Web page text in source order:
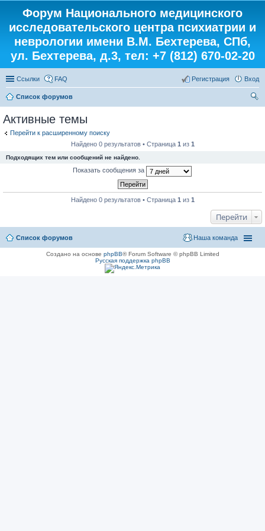
Форум Национального медицинского
исследовательского центра психиатрии и
неврологии имени В.М. Бехтерева, СПб,
ул. Бехтерева, д.3, тел: +7 (812) 670-02-20
Ссылки FAQ Вход
Регистрация
Список форумов
Активные темы
Перейти к расширенному поиску
Найдено 0 результатов • Страница 1 из 1
Подходящих тем или сообщений не найдено.
Показать сообщения за
Найдено 0 результатов • Страница 1 из 1
Перейти
Список форумов Наша команда
Создано на основе phpBB® Forum Software © phpBB Limited
Русская поддержка phpBB